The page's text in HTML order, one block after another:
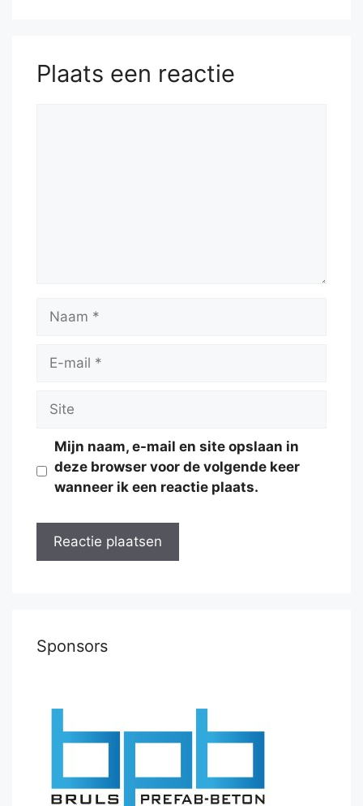
Plaats een reactie
Naam
Site
Mijn naam, e-mail en site opslaan in
deze browser voor de volgende keer
wanneer ik een reactie plaats.
Sponsors